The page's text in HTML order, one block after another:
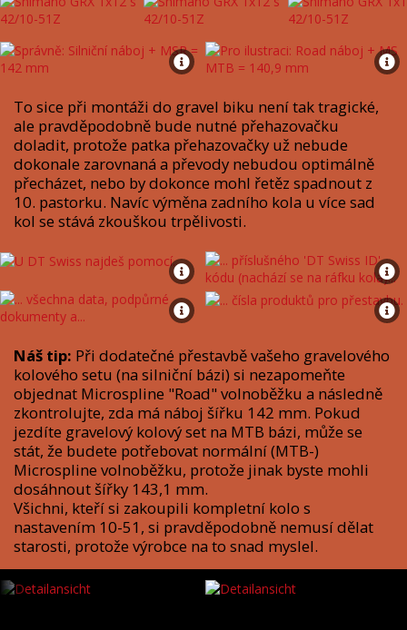
To sice při montáži do gravel biku není tak tragické,
ale pravděpodobně bude nutné přehazovačku
doladit, protože patka přehazovačky už nebude
dokonale zarovnaná a převody nebudou optimálně
přecházet, nebo by dokonce mohl řetěz spadnout z
10. pastorku. Navíc výměna zadního kola u více sad
kol se stává zkouškou trpělivosti.
Náš tip: Při dodatečné přestavbě vašeho gravelového
kolového setu (na silniční bázi) si nezapomeňte
objednat Microspline "Road" volnoběžku a následně
zkontrolujte, zda má náboj šířku 142 mm. Pokud
jezdíte gravelový kolový set na MTB bázi, může se
stát, že budete potřebovat normální (MTB-)
Microspline volnoběžku, protože jinak byste mohli
dosáhnout šířky 143,1 mm.
Všichni, kteří si zakoupili kompletní kolo s
nastavením 10-51, si pravděpodobně nemusí dělat
starosti, protože výrobce na to snad myslel.